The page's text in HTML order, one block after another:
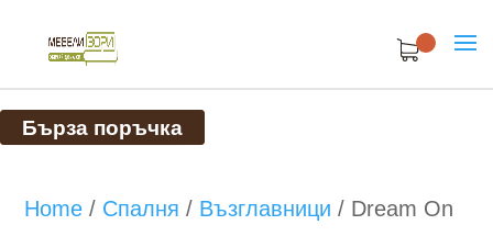
Бърза поръчка
Home / Спалня / Възглавници / Dream On